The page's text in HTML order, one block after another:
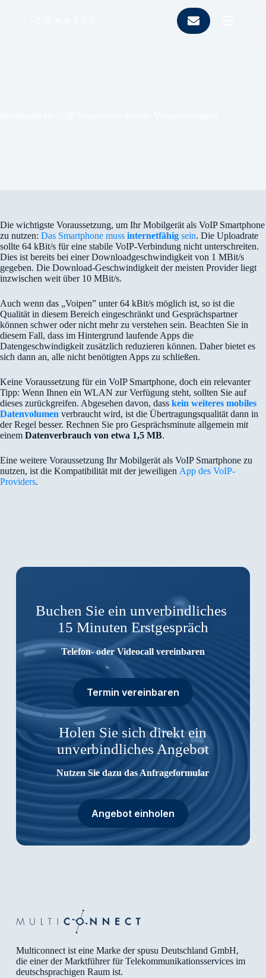
Die wichtigste Voraussetzung, um Ihr Mobilgerät als VoIP Smartphone
zu nutzen: Das Smartphone muss internetfähig sein. Die Uploadrate
sollte 64 kBit/s für eine stabile VoIP-Verbindung nicht unterschreiten.
Dies ist bereits bei einer Downloadgeschwindigkeit von 1 MBit/s
gegeben. Die Download-Geschwindigkeit der meisten Provider liegt
inzwischen weit über 10 MBit/s.
Auch wenn das „Voipen” unter 64 kBit/s möglich ist, so ist die
Qualität in diesem Bereich eingeschränkt und Gesprächspartner
können schwer oder nicht mehr zu verstehen sein. Beachten Sie in
diesem Fall, dass im Hintergrund laufende Apps die
Datengeschwindigkeit zusätzlich reduzieren können. Daher bietet es
sich dann an, alle nicht benötigten Apps zu schließen.
Keine Voraussetzung für ein VoIP Smartphone, doch ein relevanter
Tipp: Wenn Ihnen ein WLAN zur Verfügung steht, sollten Sie auf
dieses zurückgreifen. Abgesehen davon, dass kein weiteres mobiles
Datenvolumen verbraucht wird, ist die Übertragungsqualität dann in
der Regel besser. Rechnen Sie pro Gesprächsminute allgemein mit
einem Datenverbrauch von etwa 1,5 MB.
Eine weitere Voraussetzung Ihr Mobilgerät als VoIP Smartphone zu
nutzen, ist die Kompatibilität mit der jeweiligen App des VoIP-
Providers.
Buchen Sie ein unverbindliches
15 Minuten Erstgespräch
Telefon- oder Videocall vereinbaren
Termin vereinbaren
Holen Sie sich direkt ein
unverbindliches Angebot
Nutzen Sie dazu das Anfrageformular
Angebot einholen
Multiconnect ist eine Marke der spusu Deutschland GmbH,
die einer der Marktführer für Telekommunikationsservices im
deutschsprachigen Raum ist.